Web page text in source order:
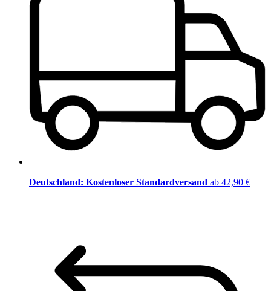
Deutschland: Kostenloser Standardversand ab 42,90 €